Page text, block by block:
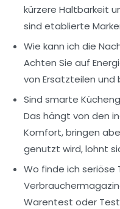
kürzere Haltbarkeit
sind etablierte
Wie kann ich die
Achten Sie auf
von Ersatzteilen
Sind smarte
Das hängt von den
Komfort, bringen
genutzt wird, lohnt
Wo finde ich
Warentest oder